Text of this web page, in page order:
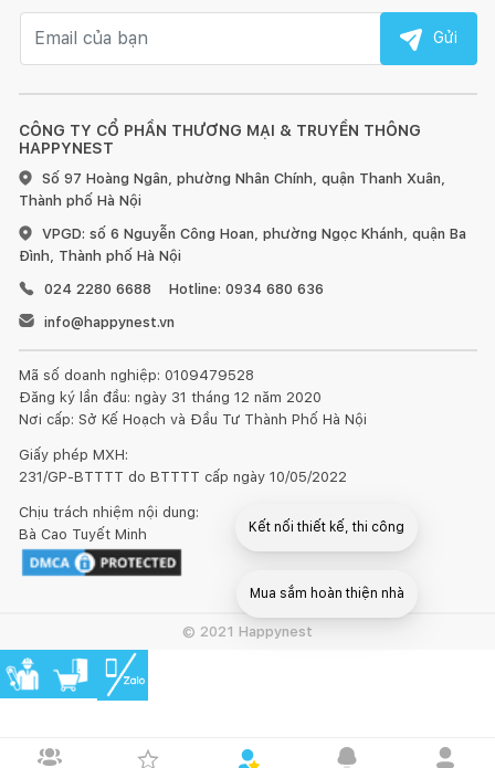
CÔNG TY CỔ PHẦN THƯƠNG MẠI & TRUYỀN THÔNG
HAPPYNEST
Số 97 Hoàng Ngân, phường Nhân Chính, quận Thanh Xuân,
Thành phố Hà Nội
VPGD: số 6 Nguyễn Công Hoan, phường Ngọc Khánh, quận Ba
Đình, Thành phố Hà Nội
024 2280 6688
Hotline: 0934 680 636
info@happynest.vn
Mã số doanh nghiệp: 0109479528
Đăng ký lần đầu: ngày 31 tháng 12 năm 2020
Nơi cấp: Sở Kế Hoạch và Đầu Tư Thành Phố Hà Nội
Giấy phép MXH:
231/GP-BTTTT do BTTTT cấp ngày 10/05/2022
Chịu trách nhiệm nội dung:
Bà Cao Tuyết Minh
Gửi
© 2021 Happynest
Kết nối thiết kế, thi công
Mua sắm hoàn thiện nhà